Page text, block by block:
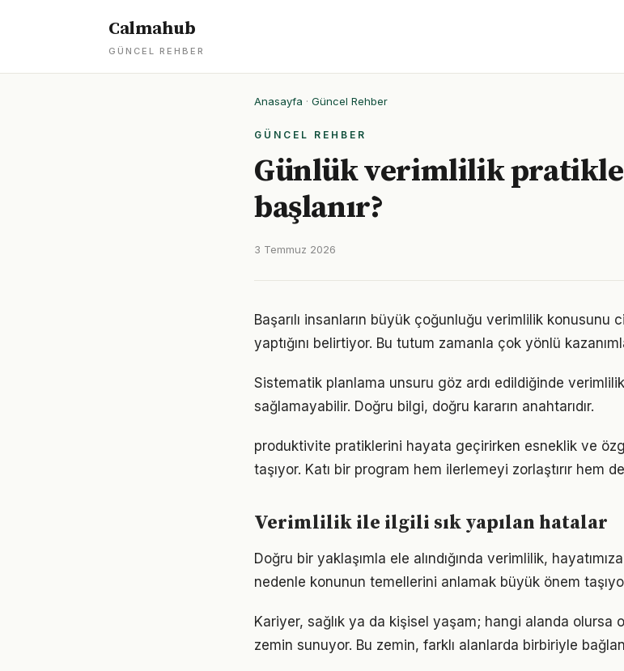
Calmahub
GÜNCEL REHBER
Anasayfa · Güncel Rehber
GÜNCEL REHBER
Günlük verimlilik
başlanır?
3 Temmuz 2026
Başarılı insanların büyük çoğunluğu verimlilik konusunu
yaptığını belirtiyor. Bu tutum zamanla çok yönlü
Sistematik planlama unsuru göz ardı edildiğinde
sağlamayabilir. Doğru bilgi, doğru kararın anahtarıdır.
produktivite pratiklerini hayata geçirirken esneklik ve
taşıyor. Katı bir program hem ilerlemeyi zorlaştırır hem
Verimlilik ile ilgili sık yapılan hatalar
Doğru bir yaklaşımla ele alındığında verimlilik,
nedenle konunun temellerini anlamak büyük önem
Kariyer, sağlık ya da kişisel yaşam; hangi alanda olursa
zemin sunuyor. Bu zemin, farklı alanlarda birbiriyle